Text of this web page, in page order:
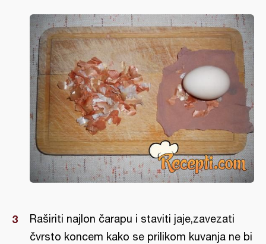
Raširiti najlon čarapu i staviti jaje,zavezati
čvrsto koncem kako se prilikom kuvanja ne bi